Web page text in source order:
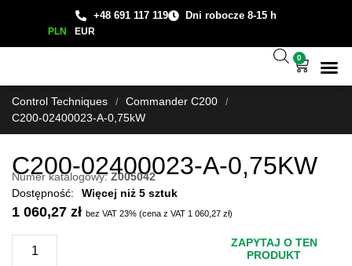
+48 691 117 119 Dni robocze 8-15 h
PLN EUR
0
Control Techniques / Commander C200 /
C200-02400023-A-0,75kW
C200-02400023-A-0,75KW
Numer katalogowy:Z005042
Więcej niż 5 sztuk
1 060,27 zł bez VAT 23% (cena z VAT 1 060,27 zł)
ZAPYTAJ O TEN
PRODUKT